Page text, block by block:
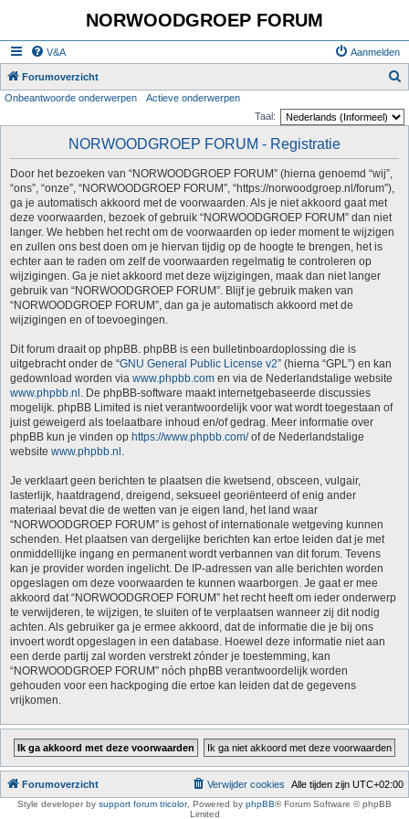
NORWOODGROEP FORUM
V&A Aanmelden
Forumoverzicht
Onbeantwoorde onderwerpen
Actieve onderwerpen
Taal:
NORWOODGROEP FORUM - Registratie
Door het bezoeken van “NORWOODGROEP FORUM” (hierna genoemd “wij”,
“ons”, “onze”, “NORWOODGROEP FORUM”, “https://norwoodgroep.nl/forum”),
ga je automatisch akkoord met de voorwaarden. Als je niet akkoord gaat met
deze voorwaarden, bezoek of gebruik “NORWOODGROEP FORUM” dan niet
langer. We hebben het recht om de voorwaarden op ieder moment te wijzigen
en zullen ons best doen om je hiervan tijdig op de hoogte te brengen, het is
echter aan te raden om zelf de voorwaarden regelmatig te controleren op
wijzigingen. Ga je niet akkoord met deze wijzigingen, maak dan niet langer
gebruik van “NORWOODGROEP FORUM”. Blijf je gebruik maken van
“NORWOODGROEP FORUM”, dan ga je automatisch akkoord met de
wijzigingen en of toevoegingen.
Dit forum draait op phpBB. phpBB is een bulletinboardoplossing die is
uitgebracht onder de “GNU General Public License v2” (hierna “GPL”) en kan
gedownload worden via www.phpbb.com en via de Nederlandstalige website
www.phpbb.nl . De phpBB-software maakt internetgebaseerde discussies
mogelijk. phpBB Limited is niet verantwoordelijk voor wat wordt toegestaan of
juist geweigerd als toelaatbare inhoud en/of gedrag. Meer informatie over
phpBB kun je vinden op https://www.phpbb.com/of de Nederlandstalige
website www.phpbb.nl .
Je verklaart geen berichten te plaatsen die kwetsend, obsceen, vulgair,
lasterlijk, haatdragend, dreigend, seksueel georiënteerd of enig ander
materiaal bevat die de wetten van je eigen land, het land waar
“NORWOODGROEP FORUM” is gehost of internationale wetgeving kunnen
schenden. Het plaatsen van dergelijke berichten kan ertoe leiden dat je met
onmiddellijke ingang en permanent wordt verbannen van dit forum. Tevens
kan je provider worden ingelicht. De IP-adressen van alle berichten worden
opgeslagen om deze voorwaarden te kunnen waarborgen. Je gaat er mee
akkoord dat “NORWOODGROEP FORUM” het recht heeft om ieder onderwerp
te verwijderen, te wijzigen, te sluiten of te verplaatsen wanneer zij dit nodig
achten. Als gebruiker ga je ermee akkoord, dat de informatie die je bij ons
invoert wordt opgeslagen in een database. Hoewel deze informatie niet aan
een derde partij zal worden verstrekt zónder je toestemming, kan
“NORWOODGROEP FORUM” nóch phpBB verantwoordelijk worden
gehouden voor een hackpoging die ertoe kan leiden dat de gegevens
vrijkomen.
Forumoverzicht Alle tijden zijn UTC+02:00
Verwijder cookies
Style developer by support forum tricolor, Powered by phpBB® Forum Software © phpBB
Limited